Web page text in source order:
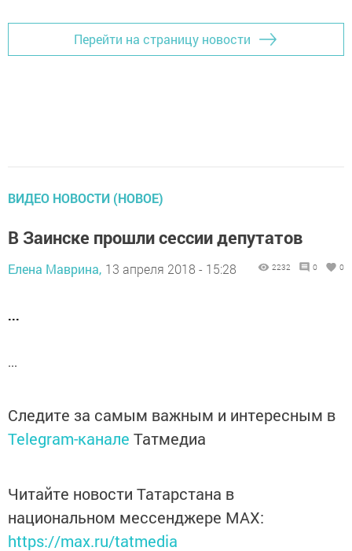
Перейти на страницу новости
ВИДЕО НОВОСТИ (НОВОЕ)
В Заинске прошли сессии депутатов
Елена Маврина, 13 апреля 2018 - 15:28 2232 0 0
...
...
Следите за самым важным и интересным в
Telegram-канале Татмедиа
Читайте новости Татарстана в
национальном мессенджере MАХ:
https://max.ru/tatmedia